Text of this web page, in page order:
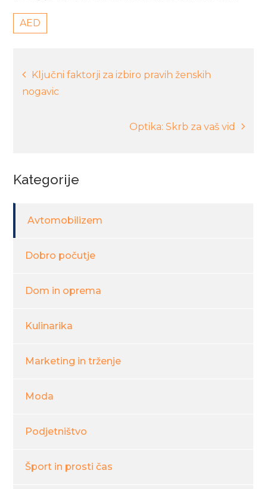
AED
Navigacija
prispevka
Ključni faktorji za izbiro pravih ženskih
nogavic
Optika: Skrb za vaš vid
Kategorije
Avtomobilizem
Dobro počutje
Dom in oprema
Kulinarika
Marketing in trženje
Moda
Podjetništvo
Šport in prosti čas